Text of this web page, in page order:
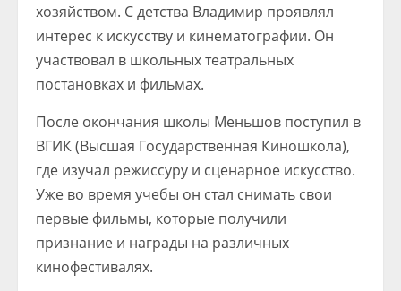
хозяйством. С детства Владимир проявлял
интерес к искусству и кинематографии. Он
участвовал в школьных театральных
постановках и фильмах.
После окончания школы Меньшов поступил в
ВГИК (Высшая Государственная Киношкола),
где изучал режиссуру и сценарное искусство.
Уже во время учебы он стал снимать свои
первые фильмы, которые получили
признание и награды на различных
кинофестивалях.